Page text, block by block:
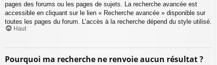
pages des forums ou les pages de sujets. La recherche avancée est
accessible en cliquant sur le lien « Recherche avancée » disponible sur
toutes les pages du forum. L’accès à la recherche dépend du style utilisé.
Haut
Pourquoi ma recherche ne renvoie aucun résultat ?